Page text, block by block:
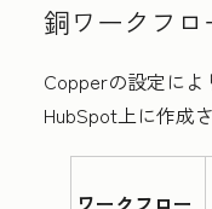
銅ワークフロ
Copperの設定に
HubSpot上に作成
ワークフロー